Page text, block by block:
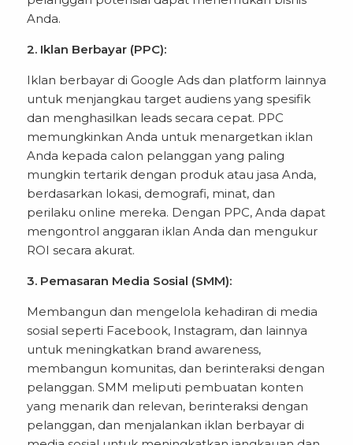
Anda.
2. Iklan Berbayar (PPC):
Iklan berbayar di Google Ads dan platform lainnya
untuk menjangkau target audiens yang spesifik
dan menghasilkan leads secara cepat. PPC
memungkinkan Anda untuk menargetkan iklan
Anda kepada calon pelanggan yang paling
mungkin tertarik dengan produk atau jasa Anda,
berdasarkan lokasi, demografi, minat, dan
perilaku online mereka. Dengan PPC, Anda dapat
mengontrol anggaran iklan Anda dan mengukur
ROI secara akurat.
3. Pemasaran Media Sosial (SMM):
Membangun dan mengelola kehadiran di media
sosial seperti Facebook, Instagram, dan lainnya
untuk meningkatkan brand awareness,
membangun komunitas, dan berinteraksi dengan
pelanggan. SMM meliputi pembuatan konten
yang menarik dan relevan, berinteraksi dengan
pelanggan, dan menjalankan iklan berbayar di